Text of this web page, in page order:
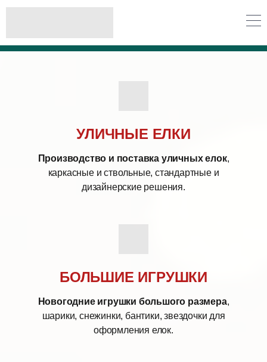
ПРОДУКЦИИ
УЛИЧНЫЕ ЕЛКИ
Производство и поставка уличных елок,
каркасные и ствольные, стандартные и
дизайнерские решения.
БОЛЬШИЕ ИГРУШКИ
Новогодние игрушки большого размера,
шарики, снежинки, бантики, звездочки для
оформления елок.